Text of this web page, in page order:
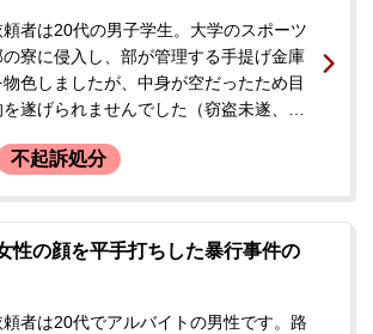
察官から連絡があり、略式命令に同意す
書面に署名しました。しかし、前科が付
ことによる職場への影響などを強く懸念
前科を回避するために略式命令を撤回
するに至りました。
頼者は20代の男子学生。大学のスポーツ
の寮に侵入し、部が管理する手提げ金庫
物色しましたが、中身が空だったため目
を遂げられませんでした（窃盗未遂、建
入し、財布から現金2万円を盗んだ疑い
、勾留されました。取調べが進む中で、
の窃盗容疑が浮上し、勾留満期後に再逮
。逮捕の連絡を受けたご両親が、今後の
不起訴処分
性の顔を平手打ちした暴行事件の
頼者は20代でアルバイトの男性です。路